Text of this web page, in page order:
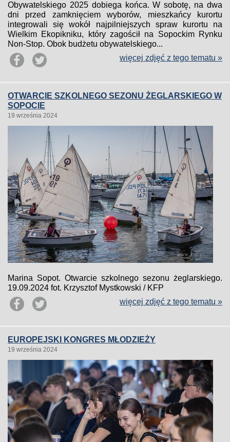
Obywatelskiego 2025 dobiega końca. W sobotę, na dwa
dni przed zamknięciem wyborów, mieszkańcy kurortu
integrowali się wokół najpilniejszych spraw kurortu na
Wielkim Ekopikniku, który zagościł na Sopockim Rynku
Non-Stop. Obok budżetu obywatelskiego...
więcej zdjęć z tego tematu »
OTWARCIE SZKOLNEGO SEZONU ŻEGLARSKIEGO W
SOPOCIE
19 września 2024
Marina Sopot. Otwarcie szkolnego sezonu żeglarskiego.
19.09.2024 fot. Krzysztof Mystkowski / KFP
więcej zdjęć z tego tematu »
EUROPEJSKI KONGRES MŁODZIEŻY
19 września 2024